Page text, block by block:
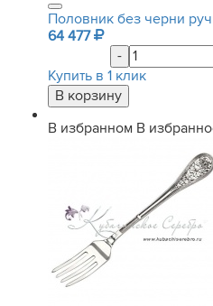
Половник без черни
64 477
-
Купить в 1 клик
В избранном В